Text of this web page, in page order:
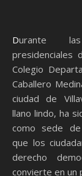
Durante las elecciones
presidenciales
Colegio
Caballero
ciudad de
llano lindo, ha
como sede
que los
derecho
convierte en un